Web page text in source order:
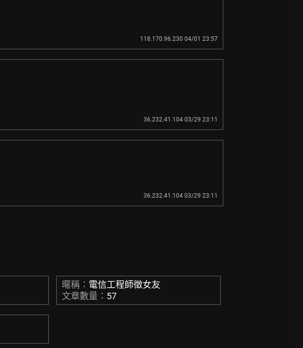
118.170.96.230 04/01 23:57
36.232.41.104 03/29 23:11
36.232.41.104 03/29 23:11
暱稱： 電信工程師徵女友
文章數量： 57